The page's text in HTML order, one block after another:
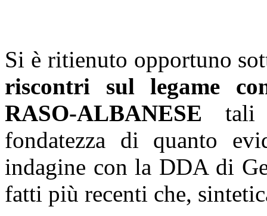
Si è ritienuto opportuno
riscontri sul legame
RASO-ALBANESEtali
fondatezza di quanto
indagine con la DDA di
fatti più recenti che,